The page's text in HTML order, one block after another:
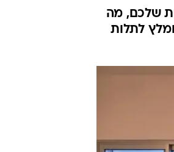
שלכם, מה
לתלות